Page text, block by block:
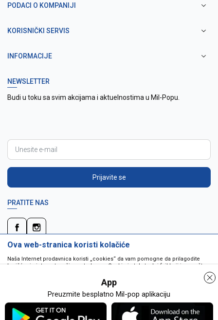
PODACI O KOMPANIJI
KORISNIČKI SERVIS
INFORMACIJE
NEWSLETTER
Budi u toku sa svim akcijama i aktuelnostima u Mil-Popu.
Prijavite se
PRATITE NAS
Ova web-stranica koristi kolačiće
Naša Internet prodavnica koristi „cookies“ da vam pomogne da prilagodite
korišćenje interneta vašim potrebama. Cookie je tekstualni fajl koji je smešten
da pokrenu program ili da isporuče virus vašem računaru. Cookie-i su
jedinstveno dodeljeni vama, i jedino mogu biti pročitani od strane web servera
u domenu koji vam ih je poslao.
Detaljnije
App
Preuzmite besplatno Mil-pop aplikaciju